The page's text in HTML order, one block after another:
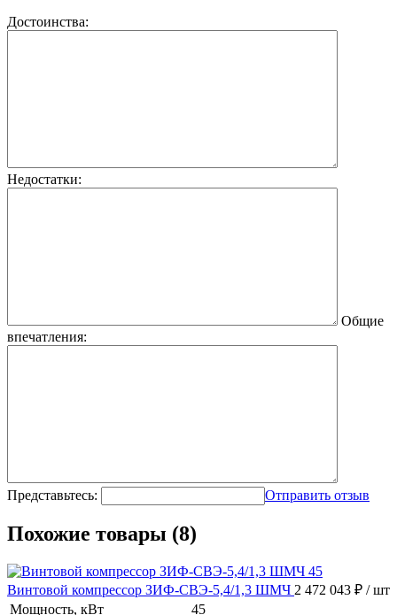
Достоинства:
Недостатки:
Общие
впечатления:
Представьтесь: Отправить отзыв
Похожие товары (8)
Винтовой компрессор ЗИФ-СВЭ-5,4/1,3 ШМЧ 2 472 043 ₽ / шт
Мощность, кВт
45